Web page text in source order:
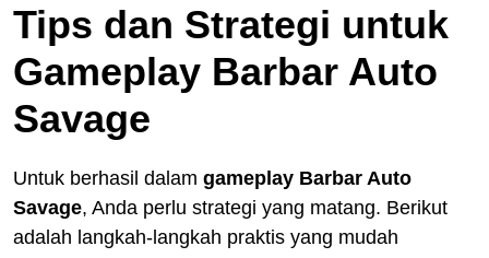
Tips dan Strategi untuk
Gameplay Barbar Auto
Savage
Untuk berhasil dalam gameplay Barbar Auto
Savage, Anda perlu strategi yang matang. Berikut
adalah langkah-langkah praktis yang mudah